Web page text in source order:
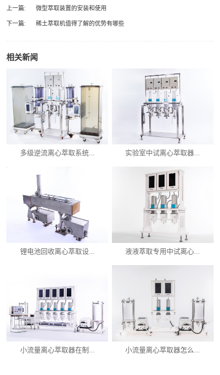
上一篇: 微型萃取装置的安装和使用
下一篇: 稀土萃取机值得了解的优势有哪些
相关新闻
多级逆流离心萃取系统... 实验室中试离心萃取器...
锂电池回收离心萃取设... 液液萃取专用中试离心...
小流量离心萃取器在制... 小流量离心萃取器怎么...